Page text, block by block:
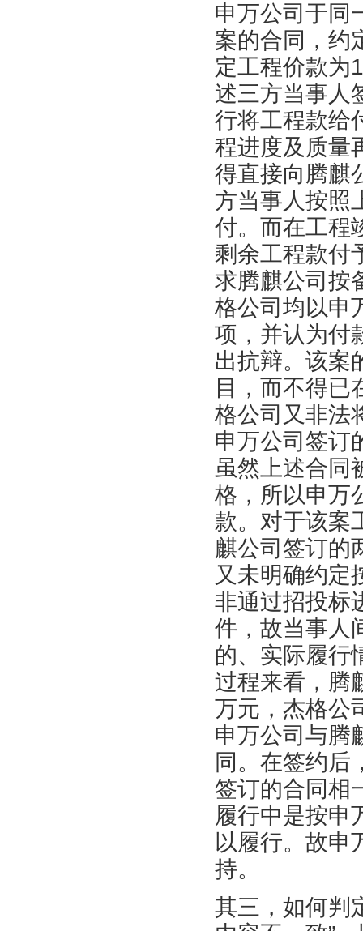
申万公司于同
案的合同，约
定工程价款为
述三方当事人
行将工程款给
程进度及质量
得直接向腾麒
方当事人按照
付。而在工程
剩余工程款付
求腾麒公司按
格公司均以申
项，并认为付
出抗辩。该案
目，而不得已
格公司又非法
申万公司签订
虽然上述合同
格，所以申万
款。对于该案
麒公司签订的
又未明确约定
非通过招投标
件，故当事人
的、实际履行
过程来看，腾
万元，杰格公
申万公司与腾
同。在签约后
签订的合同相
履行中是按申
以履行。故申
持。
其三，如何判